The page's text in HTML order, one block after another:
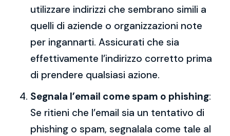
utilizzare indirizzi che sembrano simili a
quelli di aziende o organizzazioni note
per ingannarti. Assicurati che sia
effettivamente l’indirizzo corretto prima
di prendere qualsiasi azione.
Segnala l’email come spam o phishing:
Se ritieni che l’email sia un tentativo di
phishing o spam, segnalala come tale al